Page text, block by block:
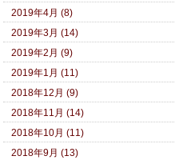
2019年4月 (8)
2019年3月 (14)
2019年2月 (9)
2019年1月 (11)
2018年12月 (9)
2018年11月 (14)
2018年10月 (11)
2018年9月 (13)